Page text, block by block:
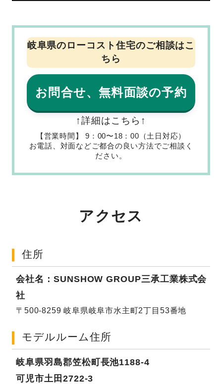
岐阜県のローコスト住宅のご相談はこ
ちら
お問合せ、無料面談の予約
↑詳細はこちら↑
【営業時間】 9：00〜18：00（土日対応）
お電話、対面などご都合の良い方法でご相談く
ださい。
アクセス
住所
会社名：SUNSHOW GROUP三承工業株式会
社
〒500-8259 岐阜県岐阜市水主町2丁目53番地
モデルルーム住所
岐阜県羽島郡笠松町長池1188-4
可児市土田2722-3